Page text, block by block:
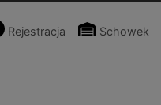
Rejestracja Schowek